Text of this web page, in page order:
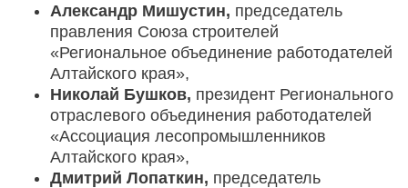
Александр Мишустин, председатель
правления Союза строителей
«Региональное объединение работодателей
Алтайского края»,
Николай Бушков, президент Регионального
отраслевого объединения работодателей
«Ассоциация лесопромышленников
Алтайского края»,
Дмитрий Лопаткин, председатель